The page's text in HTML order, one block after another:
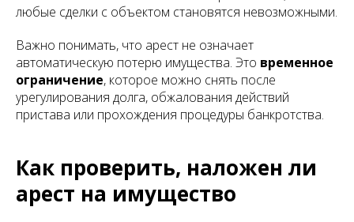
любые сделки с объектом становятся невозможными.
Важно понимать, что арест не означает
автоматическую потерю имущества. Это временное
ограничение, которое можно снять после
урегулирования долга, обжалования действий
пристава или прохождения процедуры банкротства.
Как проверить, наложен ли
арест на имущество